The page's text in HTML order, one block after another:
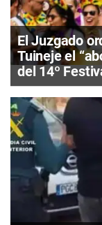
El Juzgado
Tuineje el
del 14º